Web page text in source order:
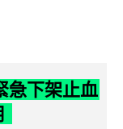
急下架止血